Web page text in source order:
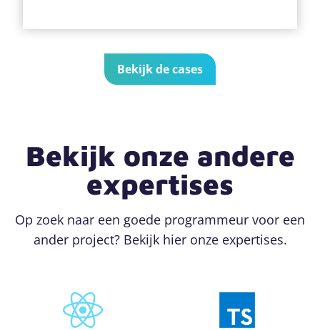
Bekijk de cases
Bekijk onze andere
expertises
Op zoek naar een goede programmeur voor een
ander project? Bekijk hier onze expertises.